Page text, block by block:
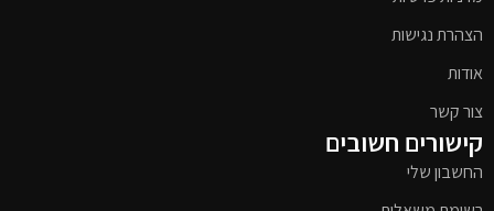
הצהרת נגישות
אודות
צור קשר
קישורים חשובים
החשבון שלי